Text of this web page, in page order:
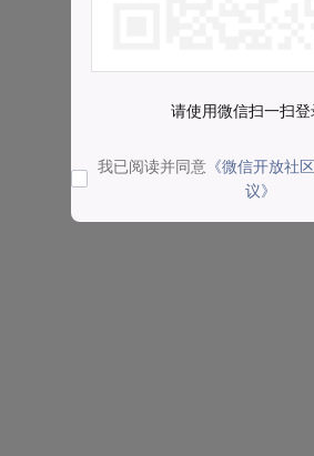
请使用微信扫一扫登
我已阅读并同意 《微信开放社
议》